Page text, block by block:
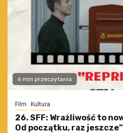
6 min przeczytania
Film Kultura
26. SFF: Wrażliwość to
Od początku, raz